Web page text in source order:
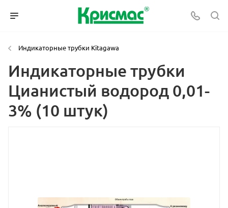
Индикаторные трубки Kitagawa
Индикаторные трубки
Цианистый водород 0,01-
3% (10 штук)